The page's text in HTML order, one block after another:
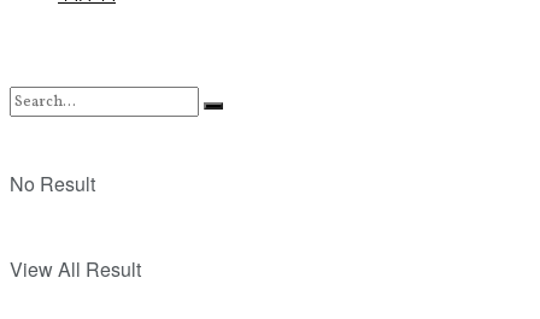
No Result
View All Result